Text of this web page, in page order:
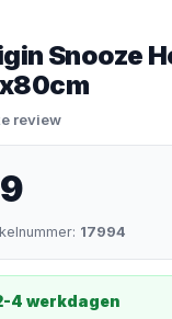
Snooze
review
17994
4 werkdagen